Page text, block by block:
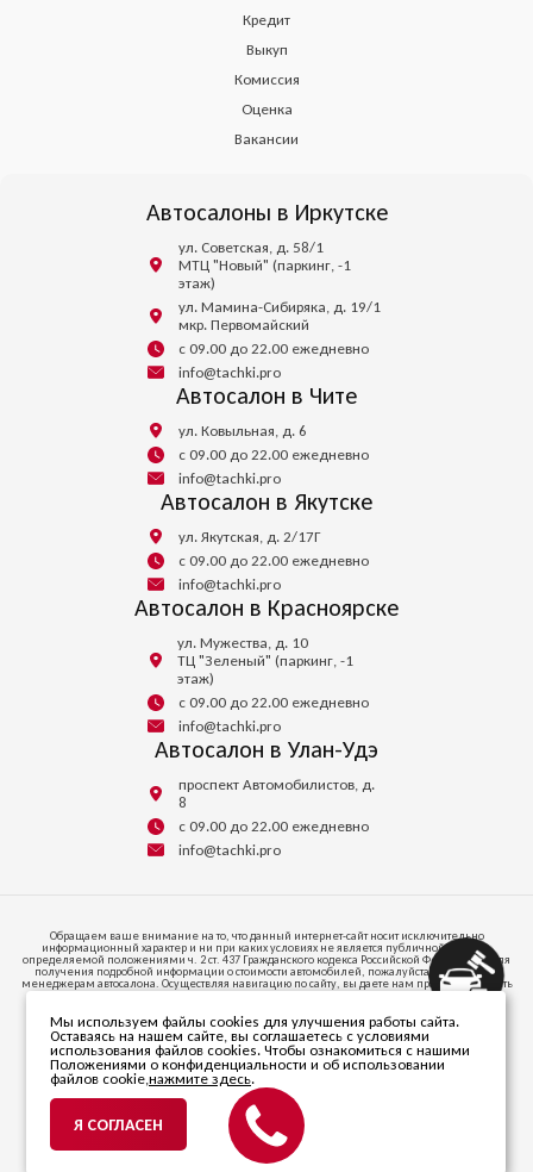
Кредит
Выкуп
Комиссия
Оценка
Вакансии
Автосалоны в Иркутске
ул. Советская, д. 58/1
МТЦ "Новый" (паркинг, -1
этаж)
ул. Мамина-Сибиряка, д. 19/1
мкр. Первомайский
с 09.00 до 22.00 ежедневно
info@tachki.pro
Автосалон в Чите
ул. Ковыльная, д. 6
с 09.00 до 22.00 ежедневно
info@tachki.pro
Автосалон в Якутске
ул. Якутская, д. 2/17Г
с 09.00 до 22.00 ежедневно
info@tachki.pro
Автосалон в Красноярске
ул. Мужества, д. 10
ТЦ "Зеленый" (паркинг, -1
этаж)
с 09.00 до 22.00 ежедневно
info@tachki.pro
Автосалон в Улан-Удэ
проспект Автомобилистов, д.
8
с 09.00 до 22.00 ежедневно
info@tachki.pro
Обращаем ваше внимание на то, что данный интернет-сайт носит исключительно
информационный характер и ни при каких условиях не является публичной офертой,
определяемой положениями ч. 2 ст. 437 Гражданского кодекса Российской Федерации. Для
получения подробной информации о стоимости автомобилей, пожалуйста, обратитесь к
менеджерам автосалона. Осуществляя навигацию по сайту, вы даете нам право запоминать
и иметь доступ к куки-файлам на вашем устройстве доступа к интернету.
664047, ИРКУТСКАЯ ОБЛАСТЬ, Г.О. ГОРОД ИРКУТСК, Г ИРКУТСК, УЛ СОВЕТСКАЯ, СТР. 58/1,
ПОМЕЩ. 53
Телефон +7 (395) 256-24-00
© 2026 ООО «Автопарк». Все права защищены.
ИНН 3811470838. ОГРН 1203800020346.
Политика в отношении
обработки персональных данных
Разработано компанией
Мы используем файлы cookies для улучшения работы сайта.
Оставаясь на нашем сайте, вы соглашаетесь с условиями
использования файлов cookies. Чтобы ознакомиться с нашими
Положениями о конфиденциальности и об использовании
файлов cookie,нажмите здесь.
Я СОГЛАСЕН